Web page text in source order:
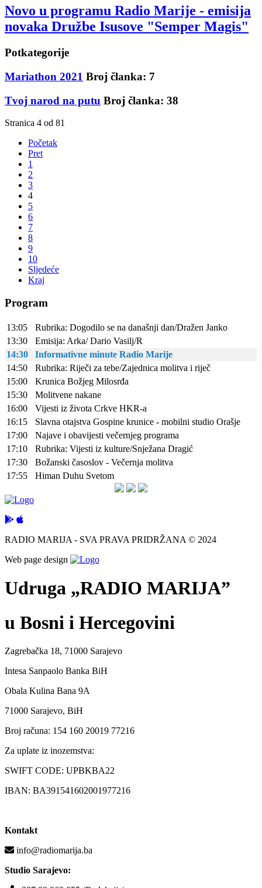
Novo u programu Radio Marije - emisija
novaka Družbe Isusove "Semper Magis"
Potkategorije
Mariathon 2021 Broj članka: 7
Tvoj narod na putu Broj članka: 38
Stranica 4 od 81
Početak
Pret
1
2
3
4
5
6
7
8
9
10
Sljedeće
Kraj
Program
13:05
Rubrika: Dogodilo se na današnji dan/Dražen Janko
13:30
Emisija: Arka/ Dario Vasilj/R
14:30
Informativne minute Radio Marije
14:50
Rubrika: Riječi za tebe/Zajednica molitva i riječ
15:00
Krunica Božjeg Milosrđa
15:30
Molitvene nakane
16:00
Vijesti iz života Crkve HKR-a
16:15
Slavna otajstva Gospine krunice - mobilni studio Orašje
17:00
Najave i obavijesti večernjeg programa
17:10
Rubrika: Vijesti iz kulture/Snježana Dragić
17:30
Božanski časoslov - Večernja molitva
17:55
Himan Duhu Svetom
RADIO MARIJA - SVA PRAVA PRIDRŽANA © 2024
Web page design
Udruga „RADIO MARIJA”
u Bosni i Hercegovini
Zagrebačka 18, 71000 Sarajevo
Intesa Sanpaolo Banka BiH
Obala Kulina Bana 9A
71000 Sarajevo, BiH
Broj računa: 154 160 20019 77216
Za uplate iz inozemstva:
SWIFT CODE: UPBKBA22
IBAN: BA391541602001977216
Kontakt
info@radiomarija.ba
Studio Sarajevo: